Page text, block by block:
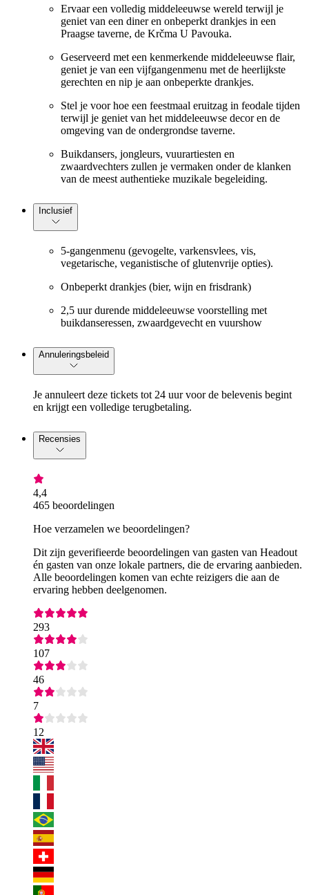
Ervaar een volledig middeleeuwse wereld terwijl je
geniet van een diner en onbeperkt drankjes in een
Praagse taverne, de Krčma U Pavouka.
Geserveerd met een kenmerkende middeleeuwse flair,
geniet je van een vijfgangenmenu met de heerlijkste
gerechten en nip je aan onbeperkte drankjes.
Stel je voor hoe een feestmaal eruitzag in feodale tijden
terwijl je geniet van het middeleeuwse decor en de
omgeving van de ondergrondse taverne.
Buikdansers, jongleurs, vuurartiesten en
zwaardvechters zullen je vermaken onder de klanken
van de meest authentieke muzikale begeleiding.
Inclusief
5-gangenmenu (gevogelte, varkensvlees, vis,
vegetarische, veganistische of glutenvrije opties).
Onbeperkt drankjes (bier, wijn en frisdrank)
2,5 uur durende middeleeuwse voorstelling met
buikdanseressen, zwaardgevecht en vuurshow
Annuleringsbeleid
Je annuleert deze tickets tot 24 uur voor de belevenis begint
en krijgt een volledige terugbetaling.
Recensies
4,4
465 beoordelingen
Hoe verzamelen we beoordelingen?
Dit zijn geverifieerde beoordelingen van gasten van Headout
én gasten van onze lokale partners, die de ervaring aanbieden.
Alle beoordelingen komen van echte reizigers die aan de
ervaring hebben deelgenomen.
293
107
46
7
12